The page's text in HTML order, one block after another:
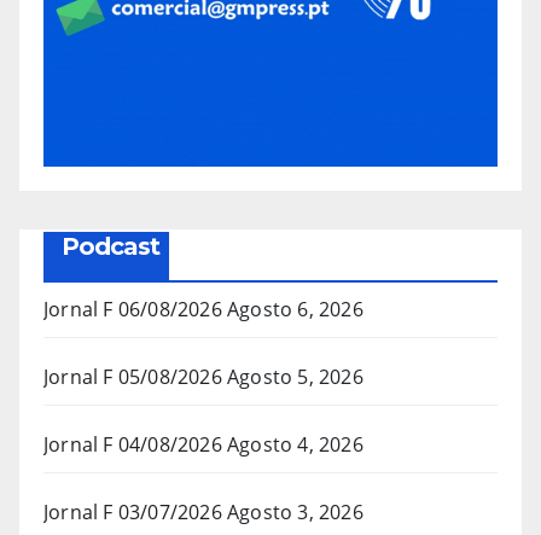
Podcast
Jornal F 06/08/2026Agosto 6, 2026
Jornal F 05/08/2026Agosto 5, 2026
Jornal F 04/08/2026Agosto 4, 2026
Jornal F 03/07/2026Agosto 3, 2026